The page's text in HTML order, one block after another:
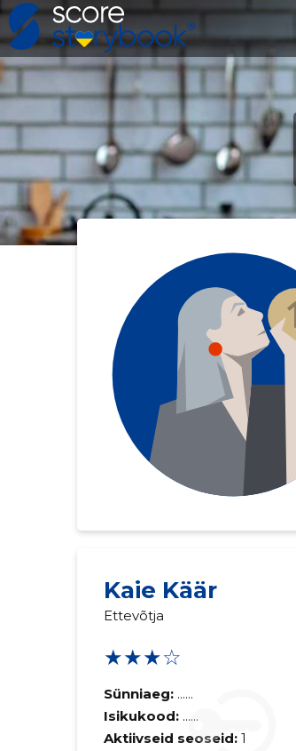
Kaie Käär
Ettevõtja
★★★☆
Sünniaeg: ......
Isikukood: ......
Aktiivseid seoseid: 1